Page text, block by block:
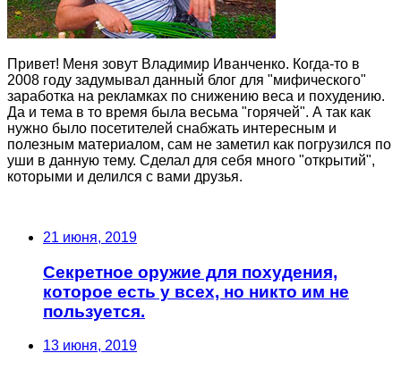
Привет! Меня зовут Владимир Иванченко. Когда-то в
2008 году задумывал данный блог для "мифического"
заработка на рекламках по снижению веса и похудению.
Да и тема в то время была весьма "горячей". А так как
нужно было посетителей снабжать интересным и
полезным материалом, сам не заметил как погрузился по
уши в данную тему. Сделал для себя много "открытий",
которыми и делился с вами друзья.
21 июня, 2019
Секретное оружие для похудения,
которое есть у всех, но никто им не
пользуется.
13 июня, 2019